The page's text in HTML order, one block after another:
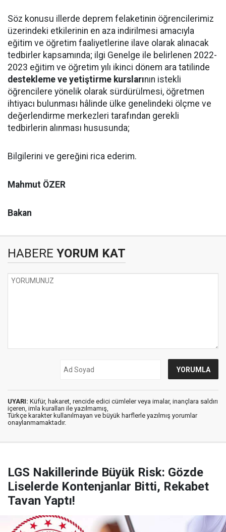
Söz konusu illerde deprem felaketinin öğrencilerimiz
üzerindeki etkilerinin en aza indirilmesi amacıyla
eğitim ve öğretim faaliyetlerine ilave olarak alınacak
tedbirler kapsamında; ilgi Genelge ile belirlenen 2022-
2023 eğitim ve öğretim yılı ikinci dönem ara tatilinde
destekleme ve yetiştirme kurslarının istekli
öğrencilere yönelik olarak sürdürülmesi, öğretmen
ihtiyacı bulunması hâlinde ülke genelindeki ölçme ve
değerlendirme merkezleri tarafından gerekli
tedbirlerin alınması hususunda;
Bilgilerini ve gereğini rica ederim.
Mahmut ÖZER
Bakan
HABERE YORUM KAT
UYARI: Küfür, hakaret, rencide edici cümleler veya imalar, inançlara saldırı
içeren, imla kuralları ile yazılmamış,
Türkçe karakter kullanılmayan ve büyük harflerle yazılmış yorumlar
onaylanmamaktadır.
LGS Nakillerinde Büyük Risk: Gözde
Liselerde Kontenjanlar Bitti, Rekabet
Tavan Yaptı!